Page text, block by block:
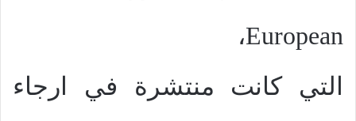
European،
التي كانت منتشرة في ارجاء